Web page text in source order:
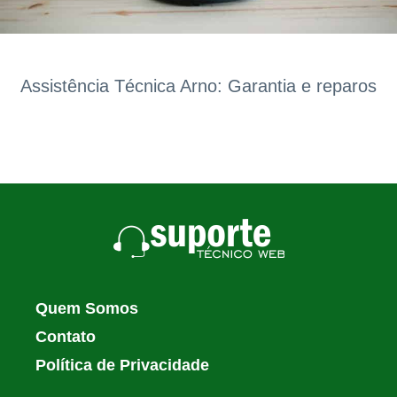
Assistência Técnica Arno: Garantia e reparos
Quem Somos
Contato
Política de Privacidade